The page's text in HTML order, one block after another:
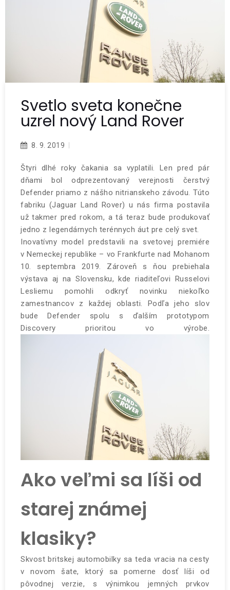
Svetlo sveta konečne
uzrel nový Land Rover
8. 9. 2019
Štyri dlhé roky čakania sa vyplatili. Len pred pár
dňami bol odprezentovaný verejnosti čerstvý
Defender priamo z nášho nitrianskeho závodu. Túto
fabriku (Jaguar Land Rover) u nás firma postavila
už takmer pred rokom, a tá teraz bude produkovať
jedno z legendárnych terénnych áut pre celý svet.
Inovatívny model predstavili na svetovej premiére
v Nemeckej republike – vo Frankfurte nad Mohanom
10. septembra 2019. Zároveň s ňou prebiehala
výstava aj na Slovensku, kde riaditeľovi Russelovi
Lesliemu pomohli odkryť novinku niekoľko
zamestnancov z každej oblasti. Podľa jeho slov
bude Defender spolu s ďalším prototypom
Discovery prioritou vo výrobe.
Ako veľmi sa líši od
starej známej
klasiky?
Skvost britskej automobilky sa teda vracia na cesty
v novom šate, ktorý sa pomerne dosť líši od
pôvodnej verzie, s výnimkou jemných prvkov